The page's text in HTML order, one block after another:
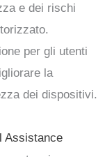
e dei rischi
per gli utenti
la
dei dispositivi.
Assistance